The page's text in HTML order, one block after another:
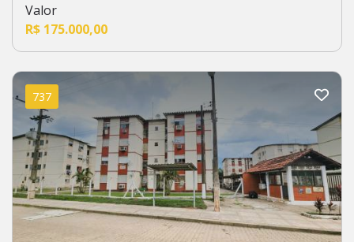
Valor
R$ 175.000,00
737